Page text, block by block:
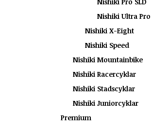
Nishiki Ultra Pro
Nishiki X-Eight
Nishiki Speed
Nishiki Mountainbike
Nishiki Racercyklar
Nishiki Stadscyklar
Nishiki Juniorcyklar
Premium